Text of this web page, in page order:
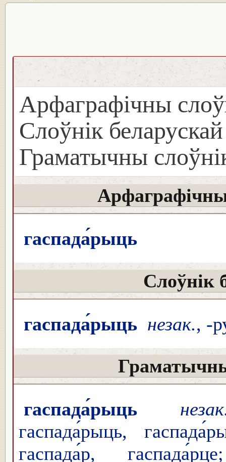
Арфаграфічны
Слоўнік
Граматычны
гаспада́рыць
Слоўнік
гаспада́рыць незак., -
гаспада́рыць
гаспада́рыць,
гаспада́р,